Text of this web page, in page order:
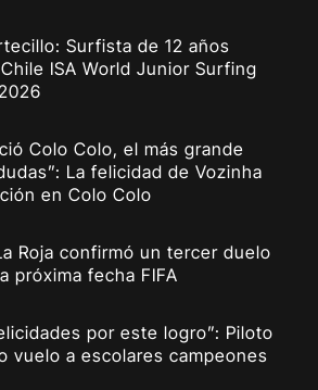
Surfista de 12 años
ISA World Junior Surfing
Colo Colo, el más grande
La felicidad de Vozinha
en Colo Colo
Roja confirmó un tercer duelo
próxima fecha FIFA
por este logro”: Piloto
vuelo a escolares campeones